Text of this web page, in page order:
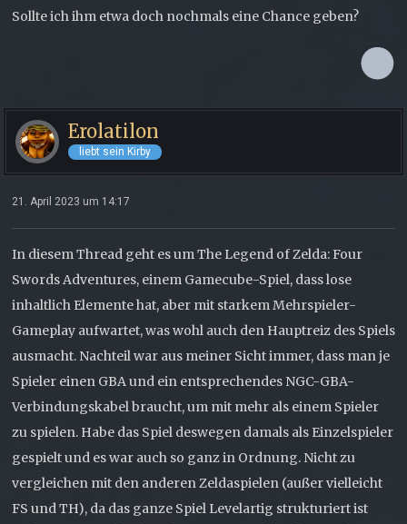
Sollte ich ihm etwa doch nochmals eine Chance geben?
Erolatilon
liebt sein Kirby
21. April 2023 um 14:17
In diesem Thread geht es um The Legend of Zelda: Four
Swords Adventures, einem Gamecube-Spiel, dass lose
inhaltlich Elemente hat, aber mit starkem Mehrspieler-
Gameplay aufwartet, was wohl auch den Hauptreiz des Spiels
ausmacht. Nachteil war aus meiner Sicht immer, dass man je
Spieler einen GBA und ein entsprechendes NGC-GBA-
Verbindungskabel braucht, um mit mehr als einem Spieler
zu spielen. Habe das Spiel deswegen damals als Einzelspieler
gespielt und es war auch so ganz in Ordnung. Nicht zu
vergleichen mit den anderen Zeldaspielen (außer vielleicht
FS und TH), da das ganze Spiel Levelartig strukturiert ist